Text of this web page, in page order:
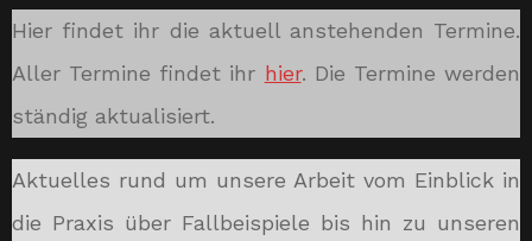
Hier findet ihr die aktuell anstehenden Termine.
Aller Termine findet ihr hier. Die Termine werden
ständig aktualisiert.
Aktuelles rund um unsere Arbeit vom Einblick in
die Praxis über Fallbeispiele bis hin zu unseren